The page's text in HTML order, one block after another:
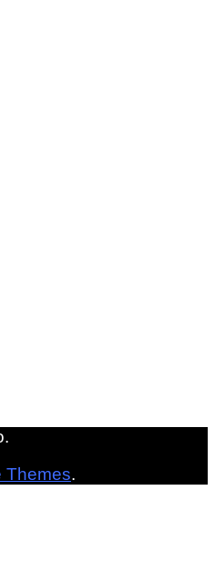
Themes.